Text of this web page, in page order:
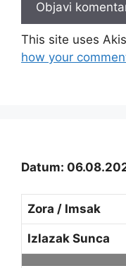
This site uses
how your
Datum:
Zora / Imsak
Izlazak Sunca